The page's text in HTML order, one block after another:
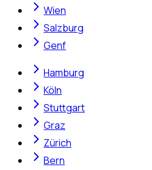
Wien
Salzburg
Genf
Hamburg
Köln
Stuttgart
Graz
Zürich
Bern